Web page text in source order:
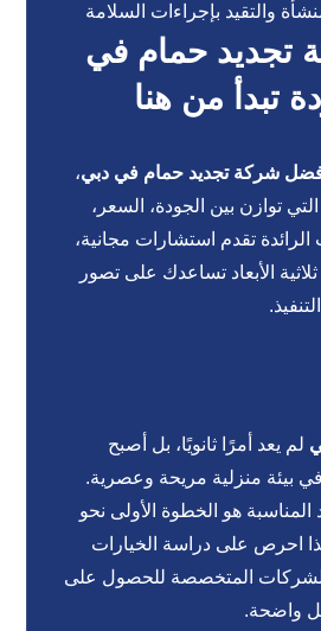
والتقيد بإجراءات السلامة
تجديد حمام في
تبدأ من هنا
شركة تجديد حمام في دبي،
توازن بين الجودة، السعر،
تقدم استشارات مجانية،
الأبعاد تساعدك على تصور
لم يعد أمرًا ثانويًا، بل أصبح
بيئة منزلية مريحة وعصرية.
المناسبة هو الخطوة الأولى نحو
احرص على دراسة الخيارات
المتخصصة للحصول على
واضحة.